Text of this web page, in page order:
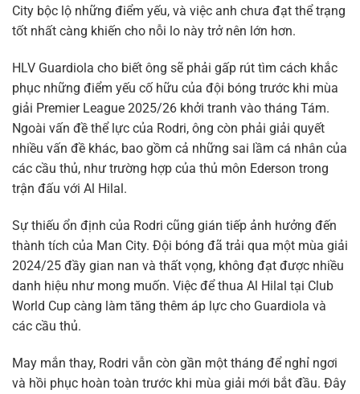
City bộc lộ những điểm yếu, và việc anh chưa đạt thể trạng
tốt nhất càng khiến cho nỗi lo này trở nên lớn hơn.
HLV Guardiola cho biết ông sẽ phải gấp rút tìm cách khắc
phục những điểm yếu cố hữu của đội bóng trước khi mùa
giải Premier League 2025/26 khởi tranh vào tháng Tám.
Ngoài vấn đề thể lực của Rodri, ông còn phải giải quyết
nhiều vấn đề khác, bao gồm cả những sai lầm cá nhân của
các cầu thủ, như trường hợp của thủ môn Ederson trong
trận đấu với Al Hilal.
Sự thiếu ổn định của Rodri cũng gián tiếp ảnh hưởng đến
thành tích của Man City. Đội bóng đã trải qua một mùa giải
2024/25 đầy gian nan và thất vọng, không đạt được nhiều
danh hiệu như mong muốn. Việc để thua Al Hilal tại Club
World Cup càng làm tăng thêm áp lực cho Guardiola và
các cầu thủ.
May mắn thay, Rodri vẫn còn gần một tháng để nghỉ ngơi
và hồi phục hoàn toàn trước khi mùa giải mới bắt đầu. Đây